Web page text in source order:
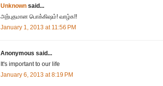
Unknown said...
அற்புதமான பொக்கிஷம்! வாழ்க!!
January 1, 2013 at 11:56 PM
Anonymous said...
It's important to our life
January 6, 2013 at 8:19 PM